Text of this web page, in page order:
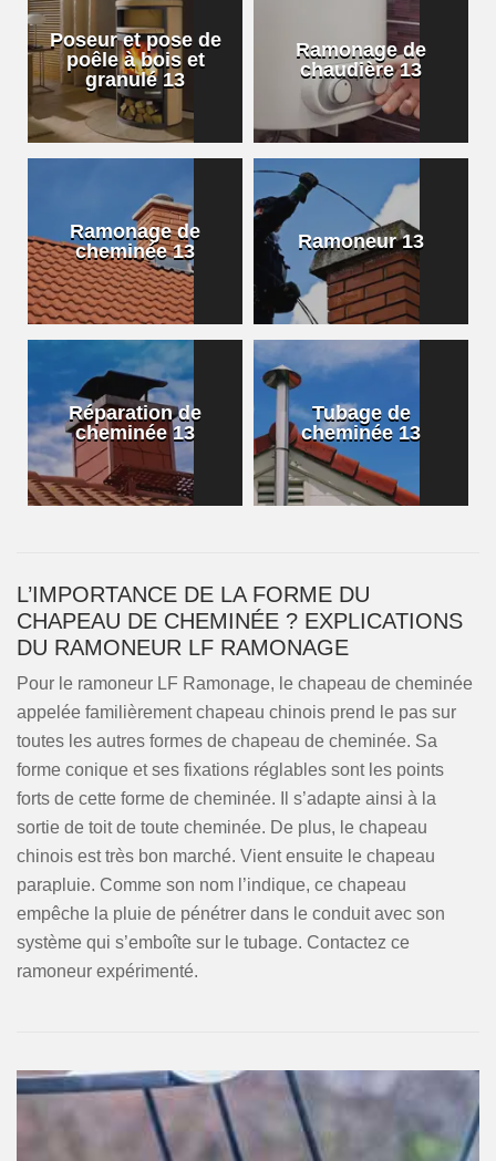
Poseur et pose de
poêle à bois et
granulé 13
Ramonage de
chaudière 13
Ramonage de
cheminée 13
Ramoneur 13
Réparation de
cheminée 13
Tubage de
cheminée 13
L’IMPORTANCE DE LA FORME DU
CHAPEAU DE CHEMINÉE ? EXPLICATIONS
DU RAMONEUR LF RAMONAGE
Pour le ramoneur LF Ramonage, le chapeau de cheminée
appelée familièrement chapeau chinois prend le pas sur
toutes les autres formes de chapeau de cheminée. Sa
forme conique et ses fixations réglables sont les points
forts de cette forme de cheminée. Il s’adapte ainsi à la
sortie de toit de toute cheminée. De plus, le chapeau
chinois est très bon marché. Vient ensuite le chapeau
parapluie. Comme son nom l’indique, ce chapeau
empêche la pluie de pénétrer dans le conduit avec son
système qui s’emboîte sur le tubage. Contactez ce
ramoneur expérimenté.